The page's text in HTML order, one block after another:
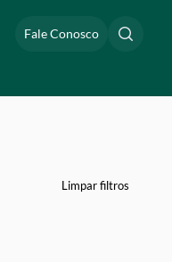
Fale Conosco
Limpar filtros